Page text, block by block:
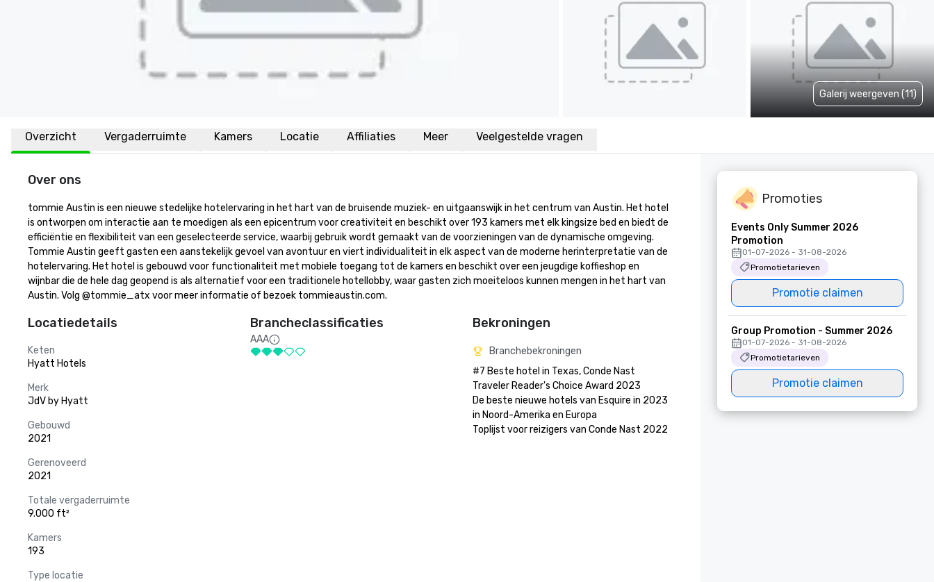
Galerij weergeven (11)
Overzicht Vergaderruimte Kamers Locatie Affiliaties Meer Veelgestelde vragen
Over ons
tommie Austin is een nieuwe stedelijke hotelervaring in het hart van de bruisende muziek- en uitgaanswijk in het centrum van Austin. Het hotel
is ontworpen om interactie aan te moedigen als een epicentrum voor creativiteit en beschikt over 193 kamers met elk kingsize bed en biedt de
efficiëntie en flexibiliteit van een geselecteerde service, waarbij gebruik wordt gemaakt van de voorzieningen van de dynamische omgeving.
Tommie Austin geeft gasten een aanstekelijk gevoel van avontuur en viert individualiteit in elk aspect van de moderne herinterpretatie van de
hotelervaring. Het hotel is gebouwd voor functionaliteit met mobiele toegang tot de kamers en beschikt over een jeugdige koffieshop en
wijnbar die de hele dag geopend is als alternatief voor een traditionele hotellobby, waar gasten zich moeiteloos kunnen mengen in het hart van
Austin. Volg @tommie_atx voor meer informatie of bezoek tommieaustin.com.
Locatiedetails
Keten
Hyatt Hotels
Merk
JdV by Hyatt
Gebouwd
2021
Gerenoveerd
2021
Totale vergaderruimte
9.000 ft²
Kamers
193
Type locatie
Brancheclassificaties
AAA
Bekroningen
Branchebekroningen
#7 Beste hotel in Texas, Conde Nast
Traveler Reader's Choice Award 2023
De beste nieuwe hotels van Esquire in 2023
in Noord-Amerika en Europa
Toplijst voor reizigers van Conde Nast 2022
Promoties
Events Only Summer 2026
Promotion
01-07-2026 - 31-08-2026
Promotietarieven
Promotie claimen
Group Promotion - Summer 2026
01-07-2026 - 31-08-2026
Promotietarieven
Promotie claimen